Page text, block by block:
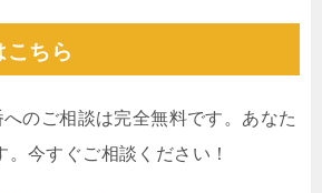
こちら
のご相談は完全無料です。あなた
今すぐご相談ください！